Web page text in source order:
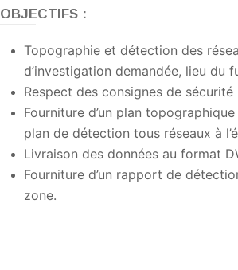
OBJECTIFS :
Topographie et détection des
d’investigation demandée, lieu du
Respect des consignes de sécurité
Fourniture d’un plan
plan de détection tous réseaux à
Livraison des données au format
Fourniture d’un rapport de
zone.